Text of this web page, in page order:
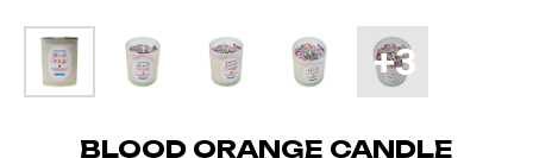
BLOOD ORANGE CANDLE